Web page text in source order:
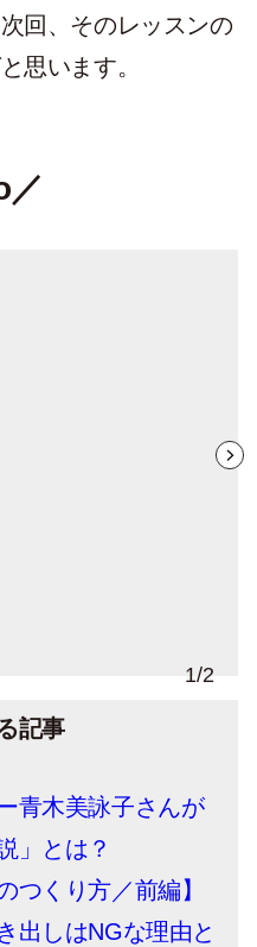
回、そのレッスンの
思います。
／
1/2
記事
青木美詠子さんが
」とは？
つくり方／前編】
出しはNGな理由と